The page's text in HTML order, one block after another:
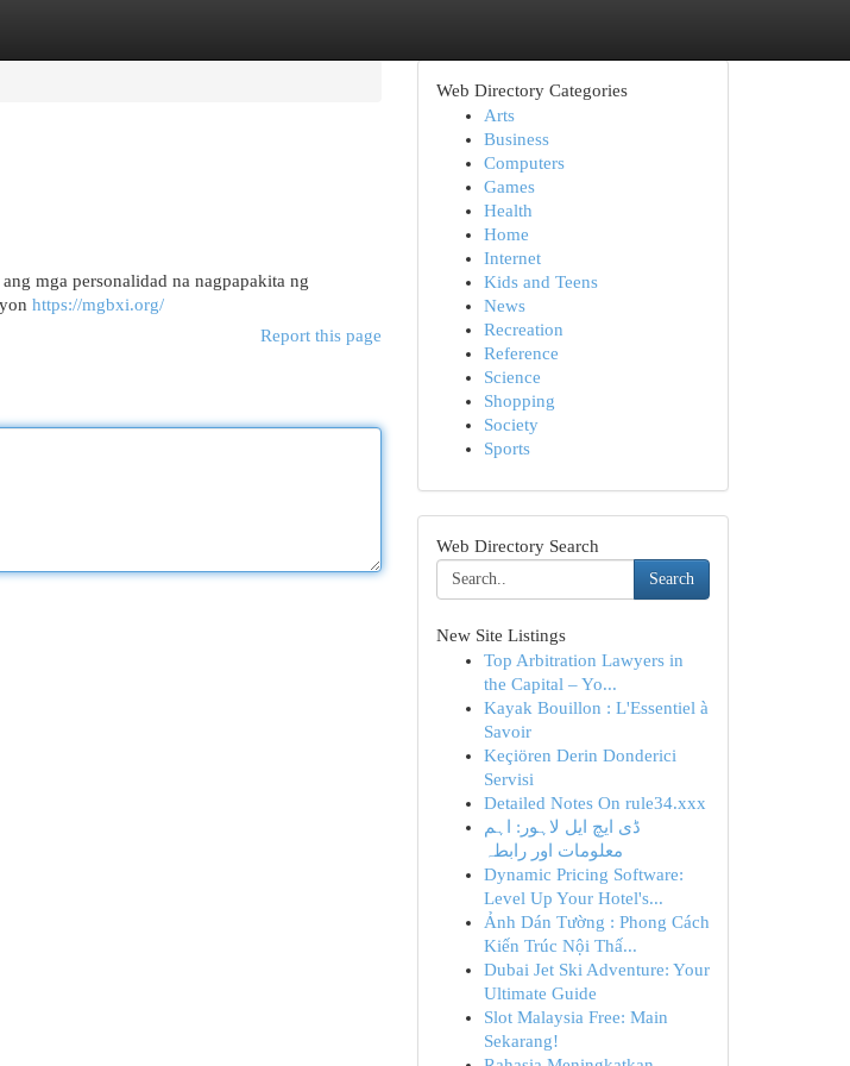
mga personalidad na nagpapakita ng
https://mgbxi.org/
Report this page
Web Directory Categories
Arts
Business
Computers
Games
Health
Home
Internet
Kids and Teens
News
Recreation
Reference
Science
Shopping
Society
Sports
Web Directory Search
Search
New Site Listings
Top Arbitration Lawyers in
the Capital – Yo...
Kayak Bouillon : L'Essentiel à
Savoir
Keçiören Derin Donderici
Servisi
Detailed Notes On rule34.xxx
ڈی ایچ ایل لاہور: اہم
معلومات اور رابطہ
Dynamic Pricing Software:
Level Up Your Hotel's...
Ảnh Dán Tường : Phong Cách
Kiến Trúc Nội Thấ...
Dubai Jet Ski Adventure: Your
Ultimate Guide
Slot Malaysia Free: Main
Sekarang!